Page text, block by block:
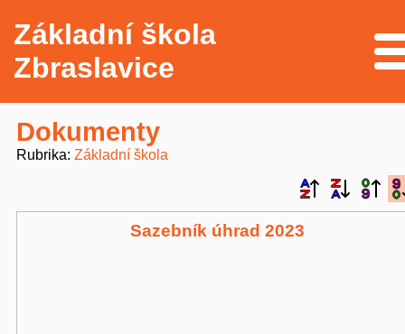
Základní škola
Zbraslavice
Dokumenty
Rubrika Základní škola
Sazebník úhrad 2023